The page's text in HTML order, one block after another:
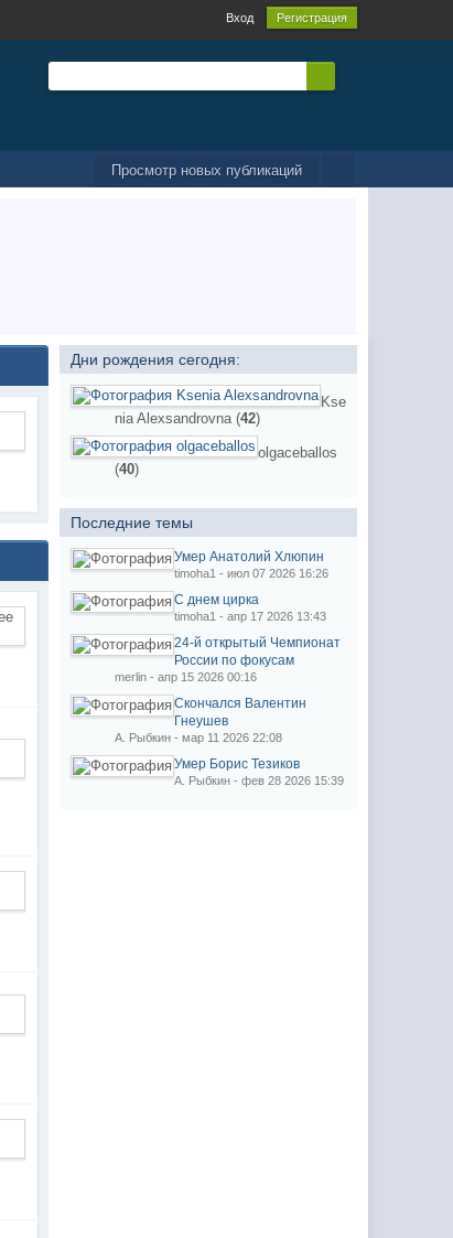
Вход Регистрация
Просмотр новых публикаций
Дни рождения сегодня:
Kse
nia Alexsandrovna (42)
olgaceballos
(40)
Последние темы
Умер Анатолий Хлюпин
timoha1 - июл 07 2026 16:26
С днем цирка
timoha1 - апр 17 2026 13:43
24-й открытый Чемпионат
России по фокусам
merlin - апр 15 2026 00:16
Скончался Валентин
Гнеушев
А. Рыбкин - мар 11 2026 22:08
Умер Борис Тезиков
А. Рыбкин - фев 28 2026 15:39